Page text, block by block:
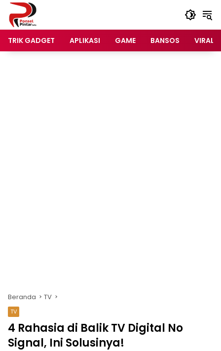
Langsung
konten
TRIK GADGET
APLIKASI GAME BANSOS VIRAL
Beranda TV
TV
4 Rahasia di Balik TV Digital No
Signal, Ini Solusinya!